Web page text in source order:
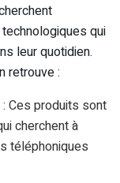
qui
leur quotidien.
retrouve :
: Ces produits sont
cherchent à
téléphoniques